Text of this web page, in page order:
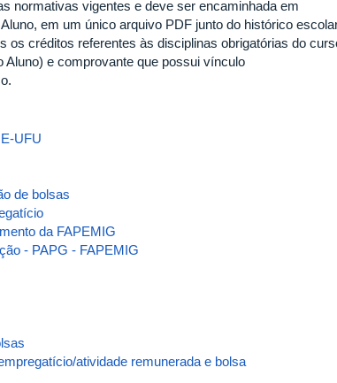
normativas vigentes e deve ser encaminhada em
em um único arquivo PDF junto do histórico
os créditos referentes às disciplinas obrigatórias do
e comprovante que possui vínculo
UFU
de bolsas
da FAPEMIG
- PAPG - FAPEMIG
atividade remunerada e bolsa